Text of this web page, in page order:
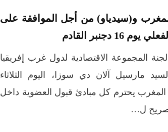
و(سيدياو) من أجل الموافقة على
16 دجنبر القادم
المجموعة الاقتصادية لدول غرب إفريقيا
مارسيل آلان دي سوزا، اليوم الثلاثاء
المغرب يحترم كل مبادئ قبول العضوية داخل
ل…